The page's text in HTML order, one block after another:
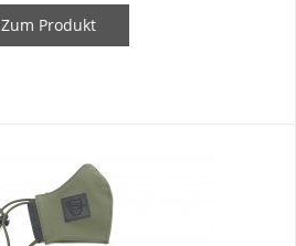
Zum Produkt